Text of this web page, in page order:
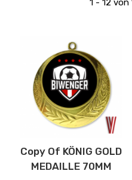
1 - 12 von
Copy Of KÖNIG GOLD
MEDAILLE 70MM